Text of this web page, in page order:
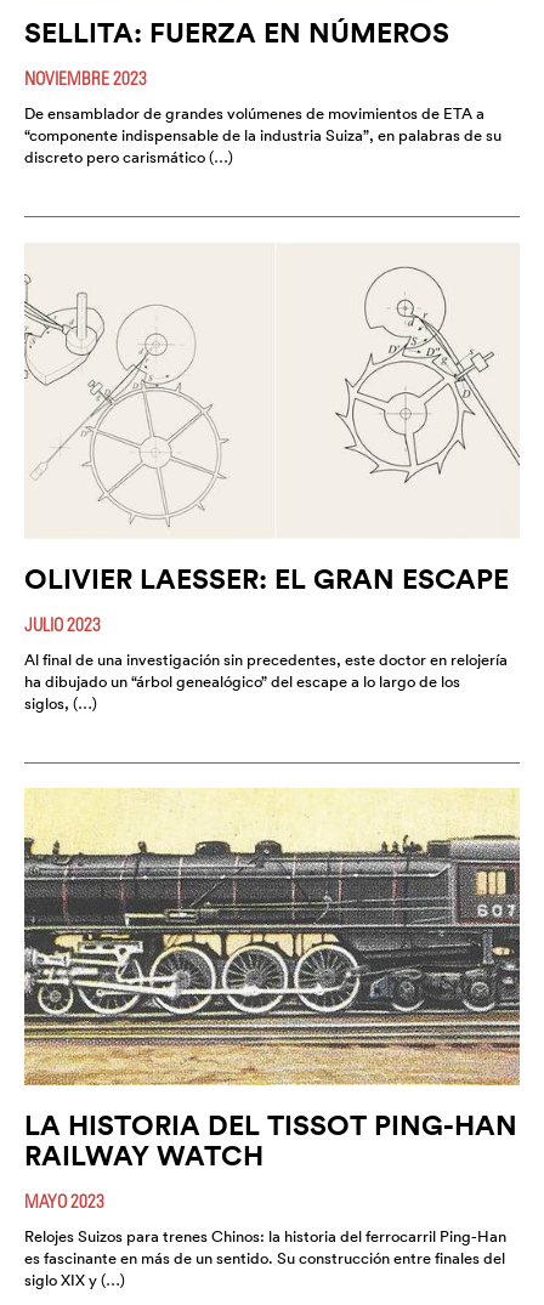
SELLITA: FUERZA EN NÚMEROS
NOVIEMBRE 2023
De ensamblador de grandes volúmenes de movimientos de ETA a
“componente indispensable de la industria Suiza”, en palabras de su
discreto pero carismático (…)
OLIVIER LAESSER: EL GRAN ESCAPE
JULIO 2023
Al final de una investigación sin precedentes, este doctor en relojería
ha dibujado un “árbol genealógico” del escape a lo largo de los
siglos, (…)
LA HISTORIA DEL TISSOT PING-HAN
RAILWAY WATCH
MAYO 2023
Relojes Suizos para trenes Chinos: la historia del ferrocarril Ping-Han
es fascinante en más de un sentido. Su construcción entre finales del
siglo XIX y (…)